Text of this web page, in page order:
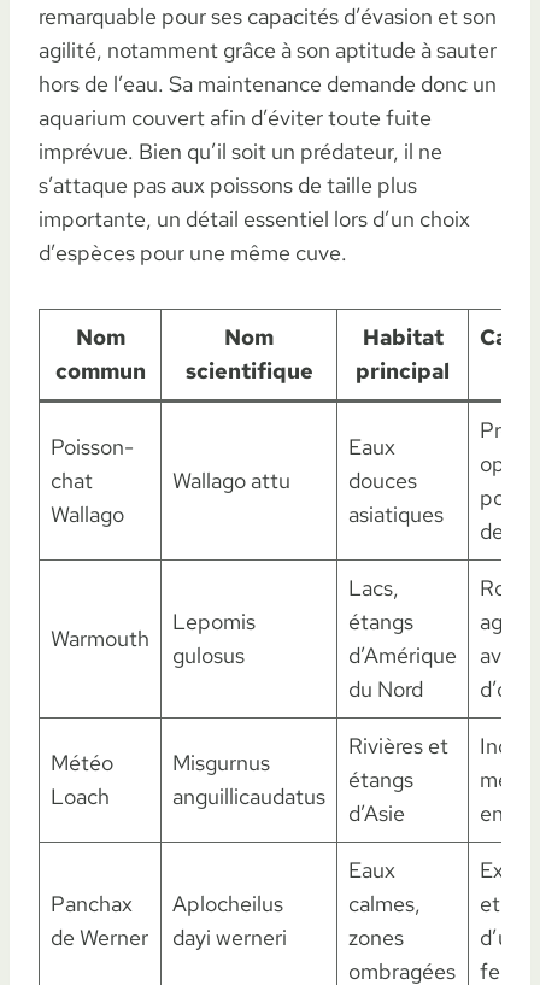
remarquable pour ses capacités d’évasion et son
agilité, notamment grâce à son aptitude à sauter
hors de l’eau. Sa maintenance demande donc un
aquarium couvert afin d’éviter toute fuite
imprévue. Bien qu’il soit un prédateur, il ne
s’attaque pas aux poissons de taille plus
importante, un détail essentiel lors d’un choix
d’espèces pour une même cuve.
Nom
commun
Nom
scientifique
Habitat
principal
Poisson-
chat
Wallago
Wallago attu
Eaux
douces
asiatiques
de
Warmouth
Lepomis
gulosus
Lacs,
étangs
d’Amérique
du Nord
avec
Météo
Loach
Misgurnus
anguillicaudatus
Rivières et
étangs
d’Asie
en
Panchax
de Werner
Aplocheilus
dayi werneri
Eaux
calmes,
zones
ombragées
et
d’un
fermé